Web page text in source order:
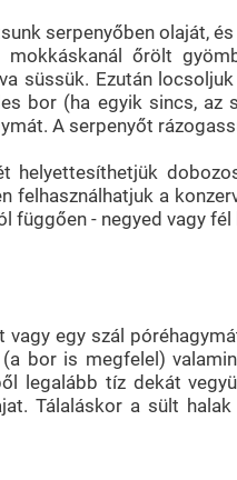
serpenyőben olaját,
mokkáskanál őrölt
süssük. Ezután
bor (ha egyik sincs, az
A serpenyőt
helyettesíthetjük
felhasználhatjuk a
függően - negyed vagy
egy szál
bor is megfelel)
legalább tíz dekát
Tálaláskor a sült